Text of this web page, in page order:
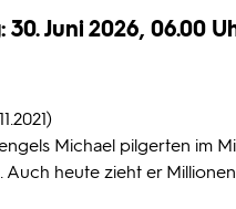
Juni 2026, 06.00
Michael pilgerten im
Auch heute zieht er